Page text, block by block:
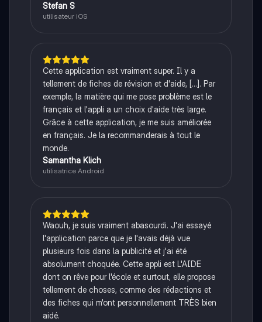
Stefan S
utilisateur iOS
Cette application est vraiment super. Il y a
tellement de fiches de révision et d'aide, [...]. Par
exemple, la matière qui me pose problème est le
français et l'appli a un choix d'aide très large.
Grâce à cette application, je me suis améliorée
en français. Je la recommanderais à tout le
monde.
Samantha Klich
utilisatrice Android
Waouh, je suis vraiment abasourdi. J'ai essayé
l'application parce que je l'avais déjà vue
plusieurs fois dans la publicité et j'ai été
absolument choquée. Cette appli est L'AIDE
dont on rêve pour l'école et surtout, elle propose
tellement de choses, comme des rédactions et
des fiches qui m'ont personnellement TRÈS bien
aidé.